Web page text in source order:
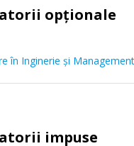
opționale
în Inginerie şi Management
impuse